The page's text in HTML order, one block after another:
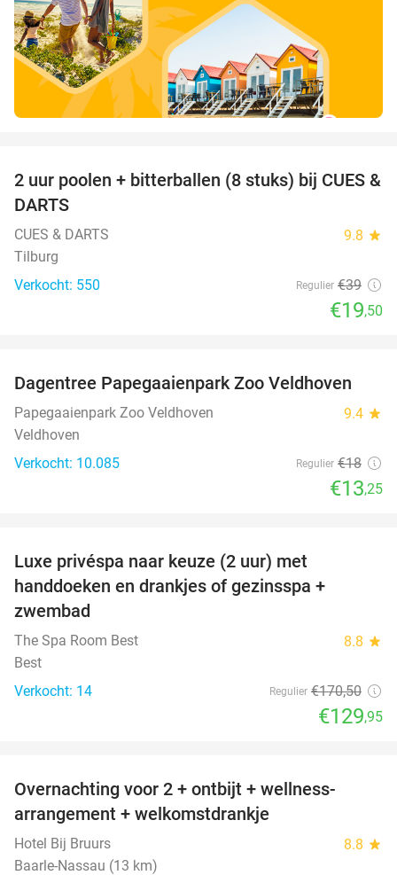
50%
2 uur poolen + bitterballen (8 stuks) bij CUES &
DARTS
CUES & DARTS 9.8 star
Tilburg
Verkocht: 550
Regulier €39
€19,50
26%
Dagentree Papegaaienpark Zoo Veldhoven
Papegaaienpark Zoo Veldhoven 9.4 star
Veldhoven
Verkocht: 10.085
Regulier €18
€13,25
Luxe privéspa naar keuze (2 uur) met
handdoeken en drankjes of gezinsspa +
zwembad
The Spa Room Best 8.8 star
Best
Verkocht: 14
Regulier €170,50
€129,95
Overnachting voor 2 + ontbijt + wellness-
arrangement + welkomstdrankje
Hotel Bij Bruurs 8.8 star
Baarle-Nassau (13 km)